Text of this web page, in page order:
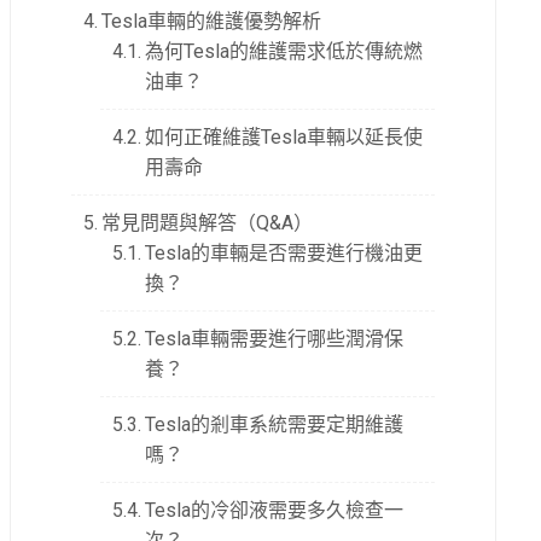
Tesla車輛的維護優勢解析
為何Tesla的維護需求低於傳統燃
油車？
如何正確維護Tesla車輛以延長使
用壽命
常見問題與解答（Q&A）
Tesla的車輛是否需要進行機油更
換？
Tesla車輛需要進行哪些潤滑保
養？
Tesla的剎車系統需要定期維護
嗎？
Tesla的冷卻液需要多久檢查一